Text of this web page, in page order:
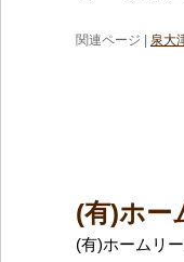
関連ページ | 泉大
(有)ホー
(有)ホームリ